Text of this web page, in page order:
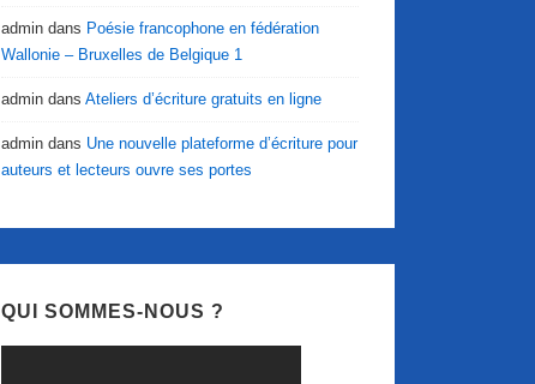
admin dans Poésie francophone en fédération
Wallonie – Bruxelles de Belgique 1
admin dansAteliers d’écriture gratuits en ligne
admin dans Une nouvelle plateforme d’écriture pour
auteurs et lecteurs ouvre ses portes
QUI SOMMES-NOUS ?